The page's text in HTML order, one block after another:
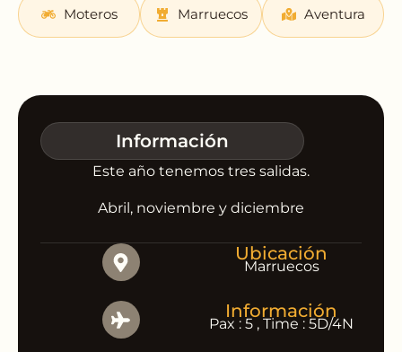
Información
Este año tenemos tres salidas.
Abril, noviembre y diciembre
Ubicación
Marruecos
Información
Pax : 5 , Time : 5D/4N
Moteros Marruecos Aventura